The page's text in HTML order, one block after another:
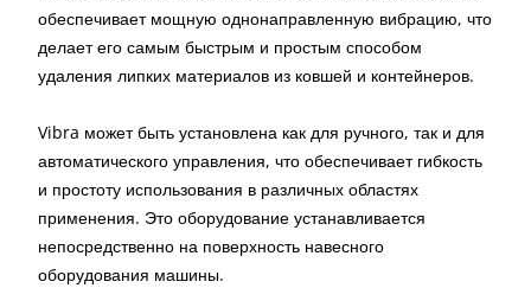
обеспечивает мощную однонаправленную вибрацию, что
делает его самым быстрым и простым способом
удаления липких материалов из ковшей и контейнеров.
Vibra может быть установлена как для ручного, так и для
автоматического управления, что обеспечивает гибкость
и простоту использования в различных областях
применения. Это оборудование устанавливается
непосредственно на поверхность навесного
оборудования машины.